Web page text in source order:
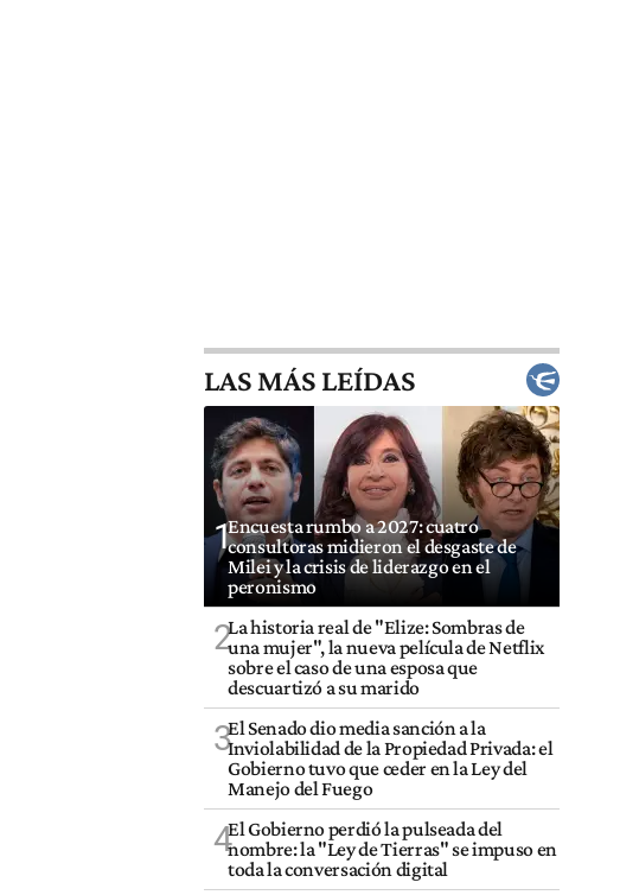
LAS MÁS LEÍDAS
1Encuesta rumbo a 2027: cuatro
consultoras midieron el desgaste de
Milei y la crisis de liderazgo en el
peronismo
2La historia real de "Elize: Sombras de
una mujer", la nueva película de Netflix
sobre el caso de una esposa que
descuartizó a su marido
3El Senado dio media sanción a la
Inviolabilidad de la Propiedad Privada: el
Gobierno tuvo que ceder en la Ley del
Manejo del Fuego
4El Gobierno perdió la pulseada del
nombre: la "Ley de Tierras" se impuso en
toda la conversación digital